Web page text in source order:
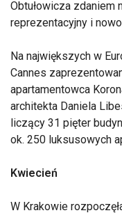
Obtułowicza zdaniem
reprezentacyjny i
Na największych w
Cannes
apartamentowca
architekta Daniela
liczący 31 pięter
ok. 250 luksusowych
Kwiecień
W Krakowie